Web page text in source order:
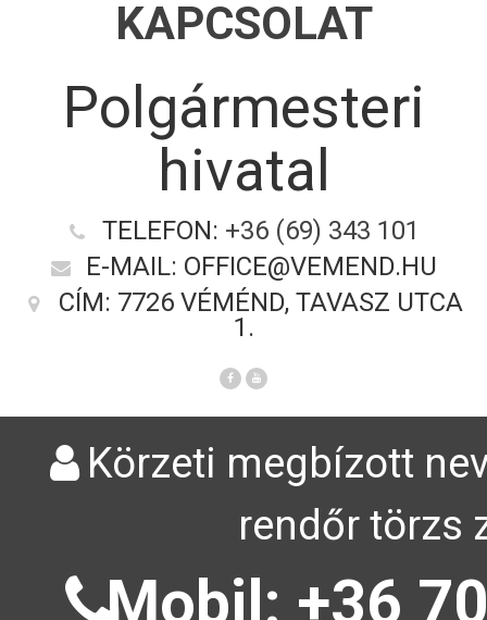
KAPCSOLAT
Polgármesteri
hivatal
TELEFON: +36 (69) 343 101
E-MAIL: OFFICE@VEMEND.HU
CÍM: 7726 VÉMÉND, TAVASZ UTCA
1.
Körzeti megbízott
rendőr törzs
Mobil: +36